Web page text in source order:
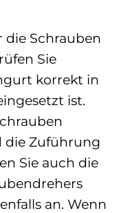
die Schrauben
Sie
korrekt in
ist.
die Zuführung
Sie auch die
an. Wenn